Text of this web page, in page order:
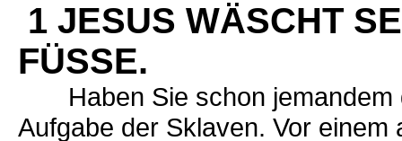
1 JESUS WÄSCHT
FÜSSE.
Haben Sie schon jemandem
Aufgabe der Sklaven. Vor